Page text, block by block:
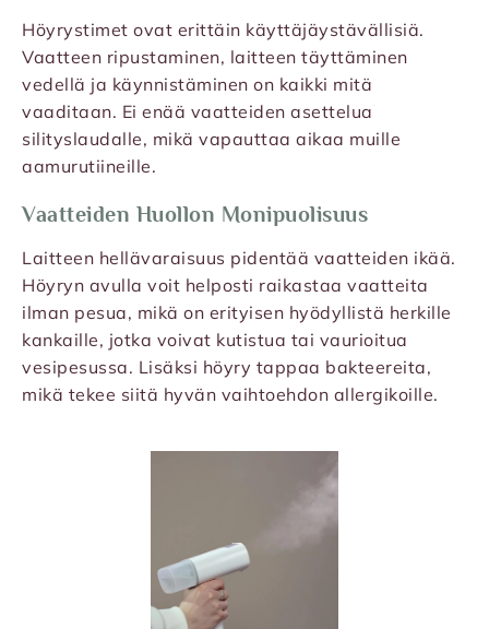
Höyrystimet ovat erittäin käyttäjäystävällisiä.
Vaatteen ripustaminen, laitteen täyttäminen
vedellä ja käynnistäminen on kaikki mitä
vaaditaan. Ei enää vaatteiden asettelua
silityslaudalle, mikä vapauttaa aikaa muille
aamurutiineille.
Vaatteiden Huollon Monipuolisuus
Laitteen hellävaraisuus pidentää vaatteiden ikää.
Höyryn avulla voit helposti raikastaa vaatteita
ilman pesua, mikä on erityisen hyödyllistä herkille
kankaille, jotka voivat kutistua tai vaurioitua
vesipesussa. Lisäksi höyry tappaa bakteereita,
mikä tekee siitä hyvän vaihtoehdon allergikoille.